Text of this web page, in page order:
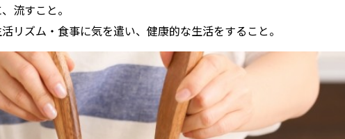
流すこと。
リズム・食事に気を遣い、健康的な生活をすること。